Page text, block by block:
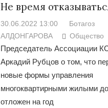
Не время
30.06.2022 13:00
Ботагоз
АЛДОНГАРОВА
Общество
Председатель Ассоциации
Аркадий Рубцов о том, что
новые формы управления
многоквартирными жилыми
отложен на год